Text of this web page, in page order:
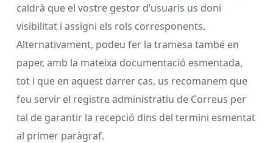
caldrà que el vostre gestor d’usuaris us doni
visibilitat i assigni els rols corresponents.
Alternativament, podeu fer la tramesa també en
paper, amb la mateixa documentació esmentada,
tot i que en aquest darrer cas, us recomanem que
feu servir el registre administratiu de Correus per
tal de garantir la recepció dins del termini esmentat
al primer paràgraf.